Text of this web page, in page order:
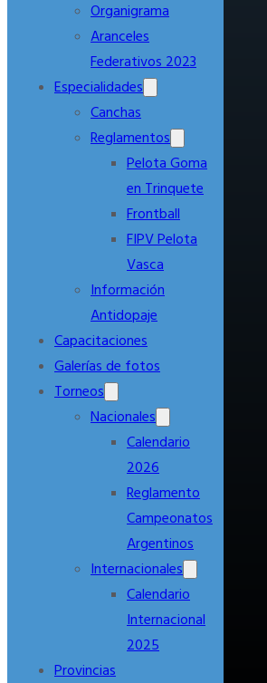
Organigrama
Aranceles
Federativos 2023
Especialidades
Canchas
Reglamentos
Pelota Goma
en Trinquete
Frontball
FIPV Pelota
Vasca
Información
Antidopaje
Capacitaciones
Galerías de fotos
Torneos
Nacionales
Calendario
2026
Reglamento
Campeonatos
Argentinos
Internacionales
Calendario
Internacional
2025
Provincias